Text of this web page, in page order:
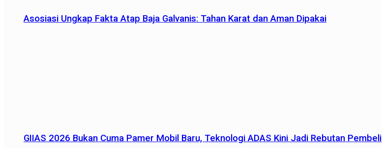
Asosiasi Ungkap Fakta Atap Baja Galvanis: Tahan Karat dan Aman Dipakai
GIIAS 2026 Bukan Cuma Pamer Mobil Baru, Teknologi ADAS Kini Jadi Rebutan Pembeli